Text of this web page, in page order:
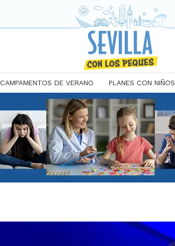
CAMPAMENTOS DE VERANO PLANES CON NIÑOS